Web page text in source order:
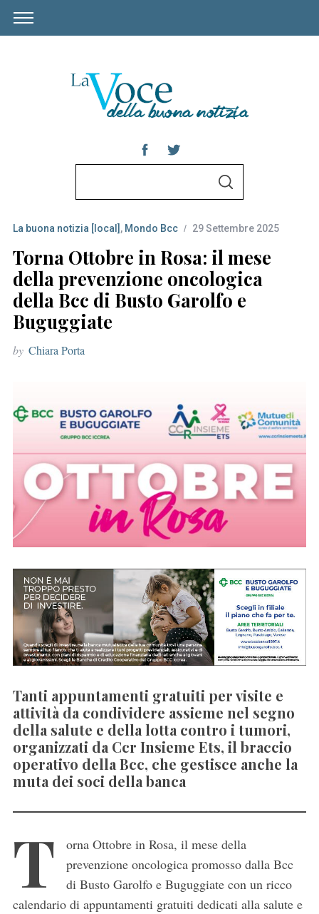
r
c
h
f
o
r
:
S
C
H
La buona notizia [local] , Mondo Bcc 29 Settembre 2025
Torna Ottobre in Rosa: il mese
della prevenzione oncologica
della Bcc di Busto Garolfo e
Buguggiate
by Chiara Porta
Tanti appuntamenti gratuiti per visite e
attività da condividere assieme nel segno
della salute e della lotta contro i tumori,
organizzati da Ccr Insieme Ets, il braccio
operativo della Bcc, che gestisce anche la
muta dei soci della banca
T
orna Ottobre in Rosa, il mese della
prevenzione oncologica promosso dalla Bcc
di Busto Garolfo e Buguggiate con un ricco
calendario di appuntamenti gratuiti dedicati alla salute e